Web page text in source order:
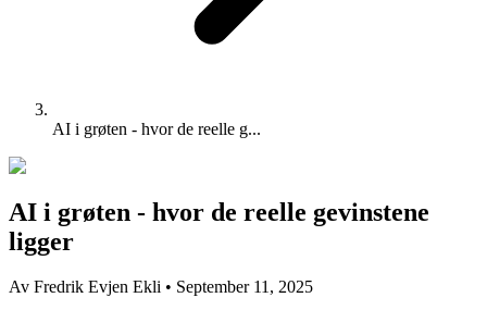
AI i grøten - hvor de reelle g...
AI i grøten - hvor de reelle gevinstene
ligger
Av Fredrik Evjen Ekli • September 11, 2025